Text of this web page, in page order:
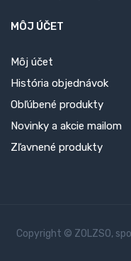
MÔJ ÚČET
Môj účet
História objednávok
Obľúbené produkty
Novinky a akcie mailom
Zľavnené produkty
Copyright © ZOLZSO,